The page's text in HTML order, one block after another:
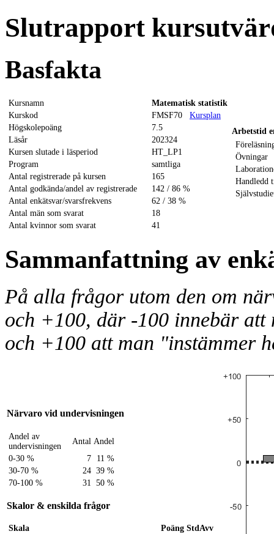
Slutrapport
Basfakta
Kursnamn
Matematisk statistik
Kurskod
FMSF70 Kursplan
Högskolepoäng
7.5
Läsår
202324
Kursen slutade i läsperiod
HT_LP1
Program
samtliga
Antal registrerade på kursen
165
Antal godkända/andel av registrerade
142 / 86 %
Antal enkätsvar/svarsfrekvens
62 / 38 %
Antal män som svarat
18
Antal kvinnor som svarat
41
Arbetstid
Övningar
Handledd
Sammanfattning av
På alla frågor utom den om
och +100, där -100 innebär att
och +100 att man "instämmer
Närvaro vid undervisningen
Andel av
undervisningen
Antal Andel
0-30 %
7
11 %
30-70 %
24 39 %
70-100 %
31 50 %
Skalor & enskilda frågor
Skala Poäng StdAvv